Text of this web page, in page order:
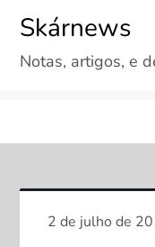
content
Skárnews
Notas, artigos, e